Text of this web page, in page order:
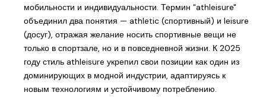
мобильности и индивидуальности. Термин "athleisure"
объединил два понятия — athletic (спортивный) и leisure
(досуг), отражая желание носить спортивные вещи не
только в спортзале, но и в повседневной жизни. К 2025
году стиль athleisure укрепил свои позиции как один из
доминирующих в модной индустрии, адаптируясь к
новым технологиям и устойчивому потреблению.